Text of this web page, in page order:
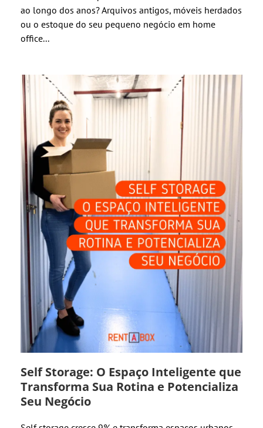
ao longo dos anos? Arquivos antigos, móveis herdados
ou o estoque do seu pequeno negócio em home
office...
Self Storage: O Espaço Inteligente que
Transforma Sua Rotina e Potencializa
Seu Negócio